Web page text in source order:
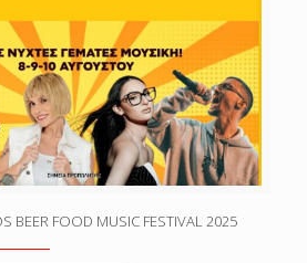
BEER FOOD MUSIC FESTIVAL 2025